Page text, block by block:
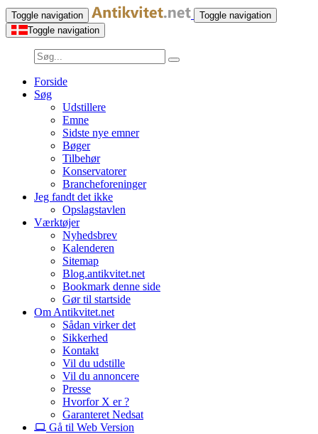
Toggle navigation
Toggle navigation
Toggle navigation
Forside
Søg
Udstillere
Emne
Sidste nye emner
Bøger
Tilbehør
Konservatorer
Brancheforeninger
Jeg fandt det ikke
Opslagstavlen
Værktøjer
Nyhedsbrev
Kalenderen
Sitemap
Blog.antikvitet.net
Bookmark denne side
Gør til startside
Om Antikvitet.net
Sådan virker det
Sikkerhed
Kontakt
Vil du udstille
Vil du annoncere
Presse
Hvorfor X er ?
Garanteret Nedsat
Gå til Web Version